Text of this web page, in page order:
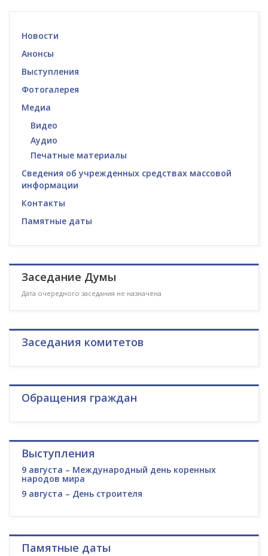
Новости
Анонсы
Выступления
Фотогалерея
Медиа
Видео
Аудио
Печатные материалы
Сведения об учрежденных средствах массовой
информации
Контакты
Памятные даты
Заседание Думы
Дата очередного заседания не назначена
Заседания комитетов
Обращения граждан
Выступления
9 августа – Международный день коренных
народов мира
9 августа – День строителя
Памятные даты